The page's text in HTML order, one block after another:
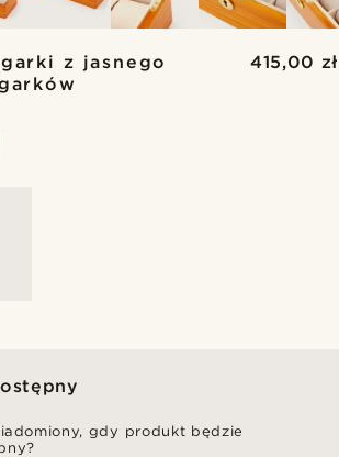
z jasnego
415,00 zł
gdy produkt będzie